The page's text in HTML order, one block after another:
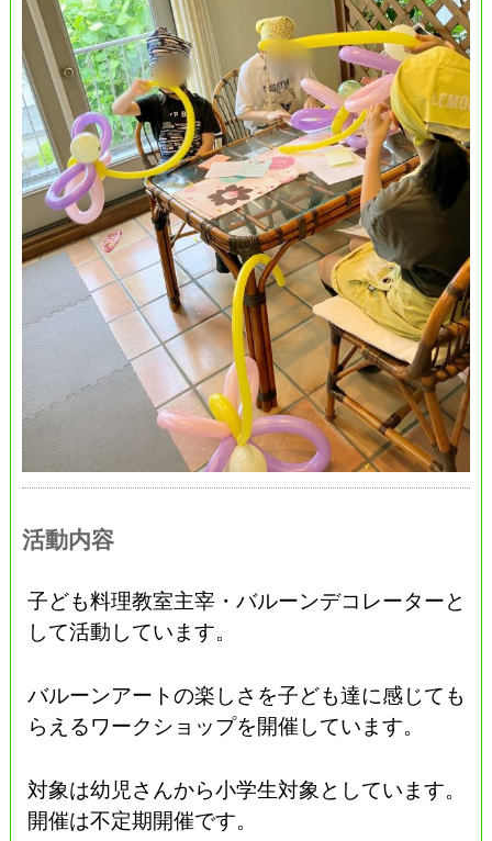
活動内容
子ども料理教室主宰・バルーンデコレーターと
して活動しています。
バルーンアートの楽しさを子ども達に感じても
らえるワークショップを開催しています。
対象は幼児さんから小学生対象としています。
開催は不定期開催です。